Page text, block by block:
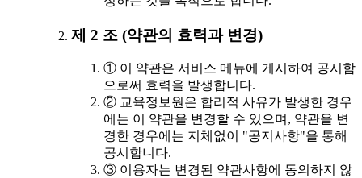
제 2 조 (약관의 효력과 변경)
① 이 약관은 서비스 메뉴에 게시하여 공시함
으로써 효력을 발생합니다.
② 교육정보원은 합리적 사유가 발생한 경우
에는 이 약관을 변경할 수 있으며, 약관을 변
경한 경우에는 지체없이 "공지사항"을 통해
공시합니다.
③ 이용자는 변경된 약관사항에 동의하지 않